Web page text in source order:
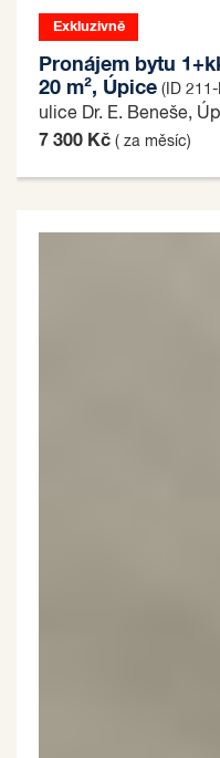
Exkluzivně
Pronájem bytu
20 m², Úpice (ID
ulice Dr. E. Beneše,
7 300 Kč ( za měsíc)